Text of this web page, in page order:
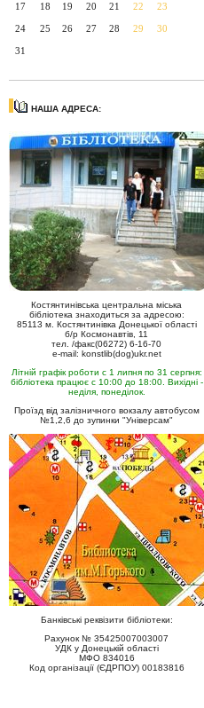
17 18 19 20 21 22 23
24 25 26 27 28 29 30
31
НАША АДРЕСА:
Костянтинівська центральна міська
бібліотека знаходиться за адресою:
85113 м. Костянтинівка Донецької області
б/р Космонавтів, 11
тел. /факс(06272) 6-16-70
e-mail: konstlib(dog)ukr.net
Літній графік роботи с 1 липня по 31 серпня:
бібліотека працює с 10:00 до 18:00. Вихідні -
неділя, понеділок.
Проїзд від залізничного вокзалу автобусом
№1,2,6 до зупинки "Універсам"
Банківські реквізити бібліотеки:
Рахунок № 35425007003007
УДК у Донецькій області
МФО 834016
Код організації (ЄДРПОУ) 00183816